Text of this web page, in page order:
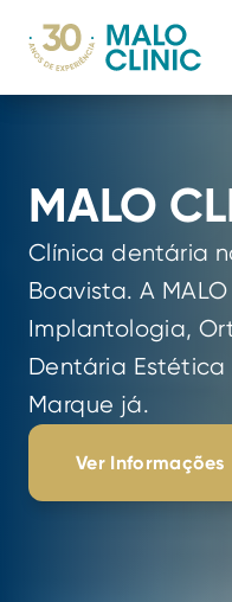
MALO
Clínica dentária
Boavista. A
Implantologia,
Dentária
Marque já.
Ver Informações